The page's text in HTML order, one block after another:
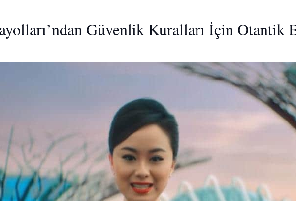
Güvenlik Kuralları İçin Otantik